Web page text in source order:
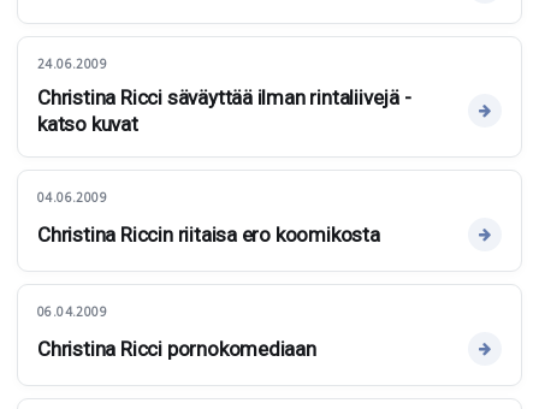
24.06.2009
Christina Ricci säväyttää ilman rintaliivejä -
katso kuvat
04.06.2009
Christina Riccin riitaisa ero koomikosta
06.04.2009
Christina Ricci pornokomediaan